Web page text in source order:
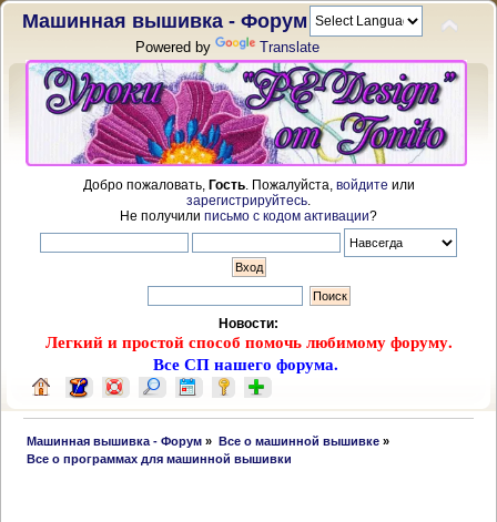
Машинная вышивка - Форум
Powered by Translate
Добро пожаловать, Гость. Пожалуйста, войдите или
зарегистрируйтесь
Не получили письмо с кодом активации?
Новости:
Легкий и простой способ помочь любимому форуму.
Все СП нашего форума.
Машинная вышивка - Форум » Все о машинной вышивке»
Все о программах для машинной вышивки